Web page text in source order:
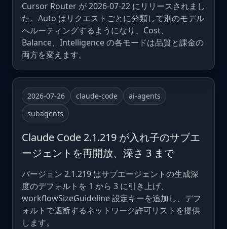
Cursor Router が 2026-07-22 にリリースされまし
た。Auto はリクエストごとに分類して別のモデル
へルーティングするようになり、Cost、
Balance、Intelligence の各モードは品質と課金の
両方を変えます。
2026-07-26 claude-code
ai-agents
subagents
Claude Code 2.1.219 が入れ子のサブエ
ージェントを再開放、深さ 3 まで
バージョン 2.1.219 はサブエージェントの生成深
度のデフォルトを 1 から 3 に引き上げ、
workflowSizeGuideline 設定キーを追加し、デフ
ォルトで遮断するネットワーク許可リストを提供
します。